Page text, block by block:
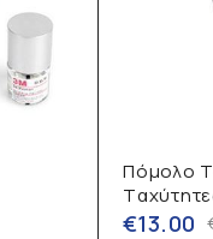
Πόμολο
€13.00